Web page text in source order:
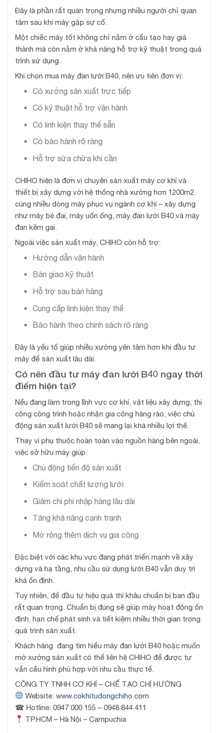
Đây là phần rất quan trọng nhưng nhiều người chỉ quan
tâm sau khi máy gặp sự cố.
Một chiếc máy tốt không chỉ nằm ở cấu tạo hay giá
thành mà còn nằm ở khả năng hỗ trợ kỹ thuật trong quá
trình sử dụng.
Khi chọn mua máy đan lưới B40, nên ưu tiên đơn vị:
Có xưởng sản xuất trực tiếp
Có kỹ thuật hỗ trợ vận hành
Có linh kiện thay thế sẵn
Có bảo hành rõ ràng
Hỗ trợ sửa chữa khi cần
CHIHO hiện là đơn vị chuyên sản xuất máy cơ khí và
thiết bị xây dựng với hệ thống nhà xưởng hơn 1200m2
cùng nhiều dòng máy phục vụ ngành cơ khí – xây dựng
như máy bẻ đai, máy uốn ống, máy đan lưới B40 và máy
đan kẽm gai.
Ngoài việc sản xuất máy, CHIHO còn hỗ trợ:
Hướng dẫn vận hành
Bàn giao kỹ thuật
Hỗ trợ sau bán hàng
Cung cấp linh kiện thay thế
Bảo hành theo chính sách rõ ràng
Đây là yếu tố giúp nhiều xưởng yên tâm hơn khi đầu tư
máy để sản xuất lâu dài.
Có nên đầu tư máy đan lưới B40 ngay thời
điểm hiện tại?
Nếu đang làm trong lĩnh vực cơ khí, vật liệu xây dựng, thi
công công trình hoặc nhận gia công hàng rào, việc chủ
động sản xuất lưới B40 sẽ mang lại khá nhiều lợi thế.
Thay vì phụ thuộc hoàn toàn vào nguồn hàng bên ngoài,
việc sở hữu máy giúp:
Chủ động tiến độ sản xuất
Kiểm soát chất lượng lưới
Giảm chi phí nhập hàng lâu dài
Tăng khả năng cạnh tranh
Mở rộng thêm dịch vụ gia công
Đặc biệt với các khu vực đang phát triển mạnh về xây
dựng và hạ tầng, nhu cầu sử dụng lưới B40 vẫn duy trì
khá ổn định.
Tuy nhiên, để đầu tư hiệu quả thì khâu chuẩn bị ban đầu
rất quan trọng. Chuẩn bị đúng sẽ giúp máy hoạt động ổn
định, hạn chế phát sinh và tiết kiệm nhiều thời gian trong
quá trình sản xuất.
Khách hàng đang tìm hiểu máy đan lưới B40 hoặc muốn
mở xưởng sản xuất có thể liên hệ CHIHO để được tư
vấn cấu hình phù hợp với nhu cầu thực tế.
CÔNG TY TNHH CƠ KHÍ – CHẾ TẠO CHÍ HƯỚNG
Website:www.cokhitudongchiho.com
☎ Hotline: 0947 000 155 – 0948 844 411
TP.HCM – Hà Nội – Campuchia